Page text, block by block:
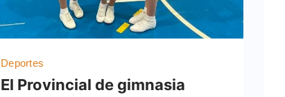
Deportes
El Provincial de gimnasia